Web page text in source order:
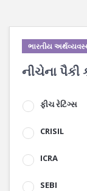
ભારતીય
નીચેના પૈકી
ફીચ રેટિંગ્સ
CRISIL
ICRA
SEBI